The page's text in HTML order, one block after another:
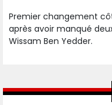
Premier changement
après avoir manqué
Wissam Ben Yedder.